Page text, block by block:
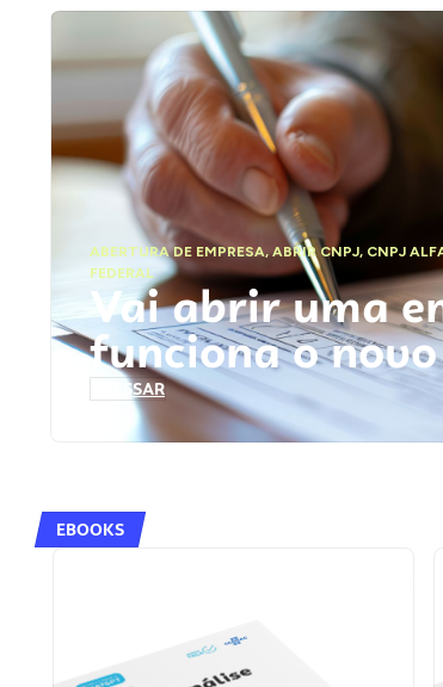
ABERTURA DE EMPRESA,ABRIR CNPJ, CNPJ
FEDERAL
Vai abrir uma
funciona o
ACESSAR
EBOOKS